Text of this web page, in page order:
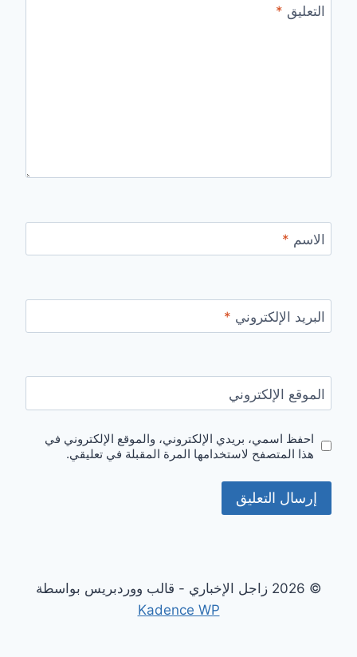
التعليق *
الاسم *
البريد الإلكتروني *
الموقع الإلكتروني
احفظ اسمي، بريدي الإلكتروني، والموقع الإلكتروني في
هذا المتصفح لاستخدامها المرة المقبلة في تعليقي.
© 2026 زاجل الإخباري - قالب ووردبريس بواسطة
Kadence WP